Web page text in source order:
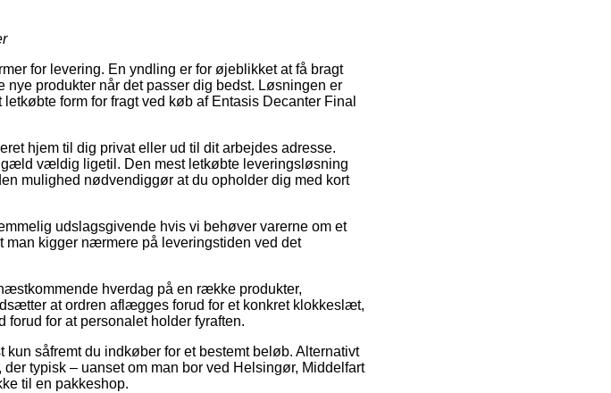
for levering. En yndling er for øjeblikket at få bragt
produkter når det passer dig bedst. Løsningen er
form for fragt ved køb af Entasis Decanter Final
hjem til dig privat eller ud til dit arbejdes adresse.
vældig ligetil. Den mest letkøbte leveringsløsning
mulighed nødvendiggør at du opholder dig med kort
udslagsgivende hvis vi behøver varerne om et
kigger nærmere på leveringstiden ved det
hverdag på en række produkter,
at ordren aflægges forud for et konkret klokkeslæt,
forud for at personalet holder fyraften.
såfremt du indkøber for et bestemt beløb. Alternativt
typisk – uanset om man bor ved Helsingør, Middelfart
til en pakkeshop.